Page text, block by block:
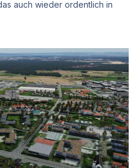
auch wieder ordentlich in